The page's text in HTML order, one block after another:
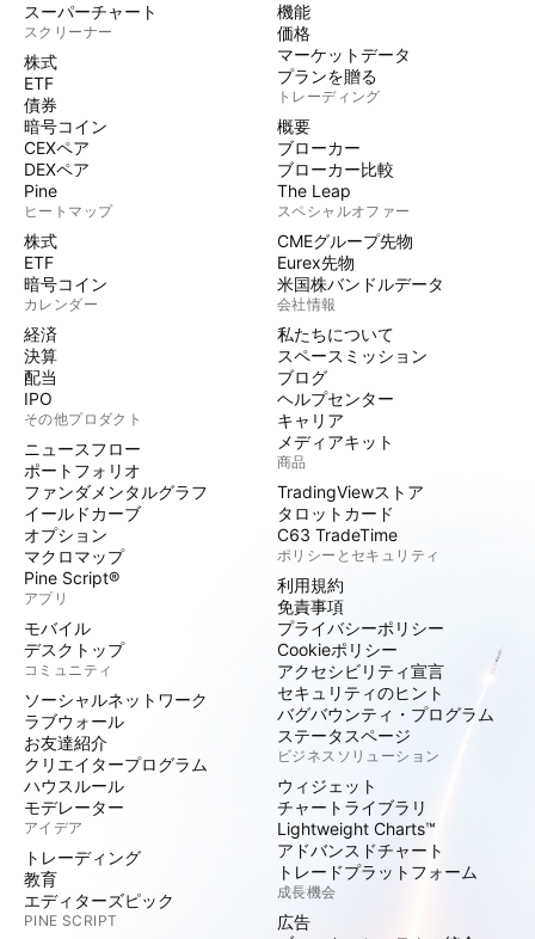
スーパーチャート
スクリーナー
株式
ETF
債券
暗号コイン
CEXペア
DEXペア
Pine
ヒートマップ
株式
ETF
暗号コイン
カレンダー
経済
決算
配当
IPO
その他プロダクト
ニュースフロー
ポートフォリオ
ファンダメンタルグラフ
イールドカーブ
オプション
マクロマップ
Pine Script®
アプリ
モバイル
デスクトップ
コミュニティ
ソーシャルネットワーク
ラブウォール
お友達紹介
クリエイタープログラム
ハウスルール
モデレーター
アイデア
トレーディング
教育
エディターズピック
PINE SCRIPT
機能
価格
マーケットデータ
プランを贈る
トレーディング
概要
ブローカー
ブローカー比較
The Leap
スペシャルオファー
CMEグループ先物
Eurex先物
米国株バンドルデータ
会社情報
私たちについて
スペースミッション
ブログ
ヘルプセンター
キャリア
メディアキット
商品
TradingViewストア
タロットカード
C63 TradeTime
ポリシーとセキュリティ
利用規約
免責事項
プライバシーポリシー
Cookieポリシー
アクセシビリティ宣言
セキュリティのヒント
バグバウンティ・プログラム
ステータスページ
ビジネスソリューション
ウィジェット
チャートライブラリ
Lightweight Charts™
アドバンスドチャート
トレードプラットフォーム
成長機会
広告